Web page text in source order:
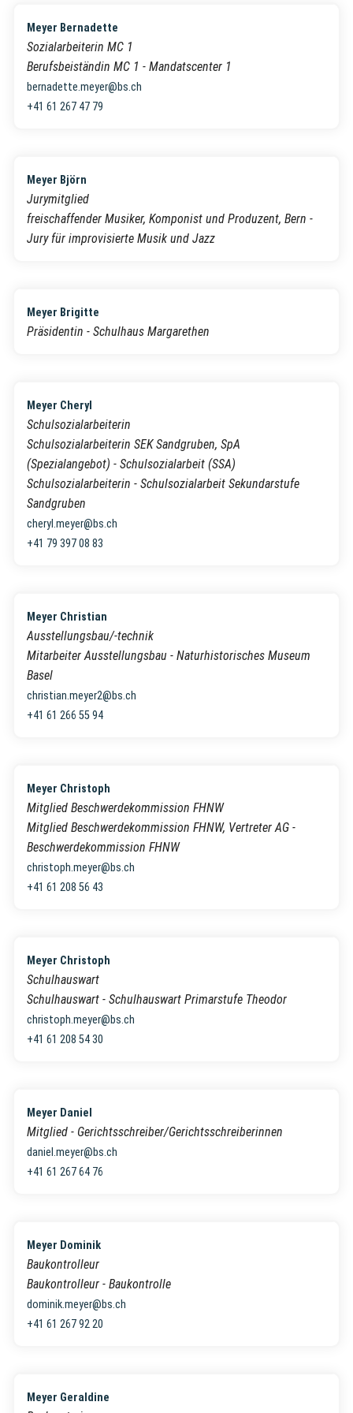
Meyer Bernadette
Sozialarbeiterin MC 1
Berufsbeiständin MC 1 - Mandatscenter 1
bernadette.meyer@bs.ch
+41 61 267 47 79
Meyer Björn
Jurymitglied
freischaffender Musiker, Komponist und Produzent, Bern -
Jury für improvisierte Musik und Jazz
Meyer Brigitte
Präsidentin - Schulhaus Margarethen
Meyer Cheryl
Schulsozialarbeiterin
Schulsozialarbeiterin SEK Sandgruben, SpA
(Spezialangebot) - Schulsozialarbeit (SSA)
Schulsozialarbeiterin - Schulsozialarbeit Sekundarstufe
Sandgruben
cheryl.meyer@bs.ch
+41 79 397 08 83
Meyer Christian
Ausstellungsbau/-technik
Mitarbeiter Ausstellungsbau - Naturhistorisches Museum
Basel
christian.meyer2@bs.ch
+41 61 266 55 94
Meyer Christoph
Mitglied Beschwerdekommission FHNW
Mitglied Beschwerdekommission FHNW, Vertreter AG -
Beschwerdekommission FHNW
christoph.meyer@bs.ch
+41 61 208 56 43
Meyer Christoph
Schulhauswart
Schulhauswart - Schulhauswart Primarstufe Theodor
christoph.meyer@bs.ch
+41 61 208 54 30
Meyer Daniel
Mitglied - Gerichtsschreiber/Gerichtsschreiberinnen
daniel.meyer@bs.ch
+41 61 267 64 76
Meyer Dominik
Baukontrolleur
Baukontrolleur - Baukontrolle
dominik.meyer@bs.ch
+41 61 267 92 20
Meyer Geraldine